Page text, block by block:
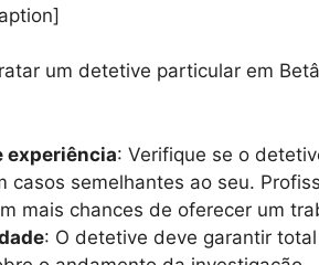
um detetive particular em
experiência: Verifique se o
casos semelhantes ao seu.
mais chances de oferecer um
: O detetive deve garantir